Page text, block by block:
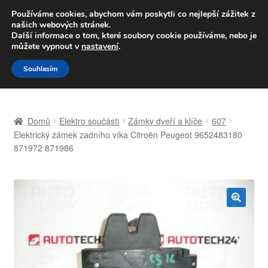
DOPRAVA od 139,-Kč
Volejte po-pá 9-16 704 494 494
Přeskočit
na
navigaci
Přejít
k
obsahu
Celosvětová doprava
Domů Elektro součásti Zámky dveří a klíče
607
Elektrický zámek zadního víka Citroën Peugeot 9652483180
871972 871986
Používáme cookies, abychom vám poskytli co nejlepší zážitek z
našich webových stránek.
Další informace o tom, které soubory cookie používáme, nebo je
můžete vypnout v nastavení.
Souhlasím